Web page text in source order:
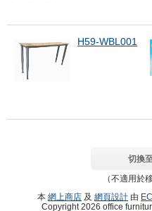
H59-WBL001
切換
（不適用於
本 網上商店 及 網頁設計 由
Copyright 2026 office